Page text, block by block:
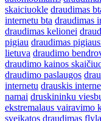
skaiciuokle draudimas
internetu bta draudimas
draudimas kelionei
pigiau draudimas
lietuva draudimo
draudimo kainos
draudimo paslaugos
internetu drauskis
namai druskininku
ekstremalaus vairavimo
sveikatos draudimas